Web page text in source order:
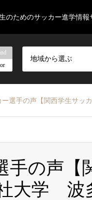
のためのサッカー進学情報
or
地域から選ぶ
ー選手の声【関西学生サ
手の声【
大学 波